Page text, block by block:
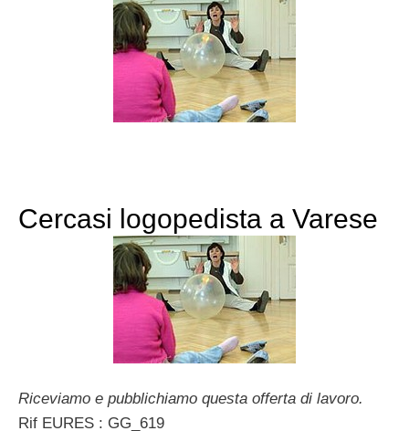
Cercasi logopedista a Varese
Riceviamo e pubblichiamo questa offerta di lavoro.
Rif EURES : GG_619